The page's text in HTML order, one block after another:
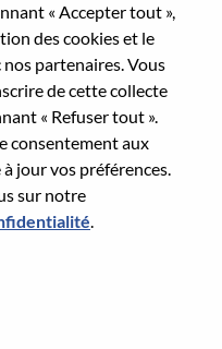
« Accepter tout »,
des cookies et le
partenaires. Vous
de cette collecte
« Refuser tout ».
consentement aux
jour vos préférences.
sur notre
.
reset your